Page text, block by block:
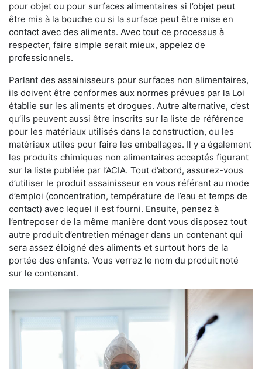
pour objet ou pour surfaces alimentaires si l’objet peut
être mis à la bouche ou si la surface peut être mise en
contact avec des aliments. Avec tout ce processus à
respecter, faire simple serait mieux, appelez de
professionnels.
Parlant des assainisseurs pour surfaces non alimentaires,
ils doivent être conformes aux normes prévues par la Loi
établie sur les aliments et drogues. Autre alternative, c’est
qu’ils peuvent aussi être inscrits sur la liste de référence
pour les matériaux utilisés dans la construction, ou les
matériaux utiles pour faire les emballages. Il y a également
les produits chimiques non alimentaires acceptés figurant
sur la liste publiée par l’ACIA. Tout d’abord, assurez-vous
d’utiliser le produit assainisseur en vous référant au mode
d’emploi (concentration, température de l’eau et temps de
contact) avec lequel il est fourni. Ensuite, pensez à
l’entreposer de la même manière dont vous disposez tout
autre produit d’entretien ménager dans un contenant qui
sera assez éloigné des aliments et surtout hors de la
portée des enfants. Vous verrez le nom du produit noté
sur le contenant.